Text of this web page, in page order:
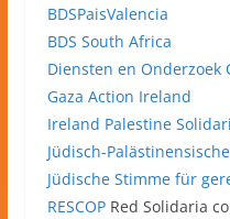
BDSPaisValencia
BDS South Africa
Diensten en Onderzoek
Gaza Action Ireland
Ireland Palestine
Jüdisch-
Jüdische Stimme für
RESCOPRed Solidaria